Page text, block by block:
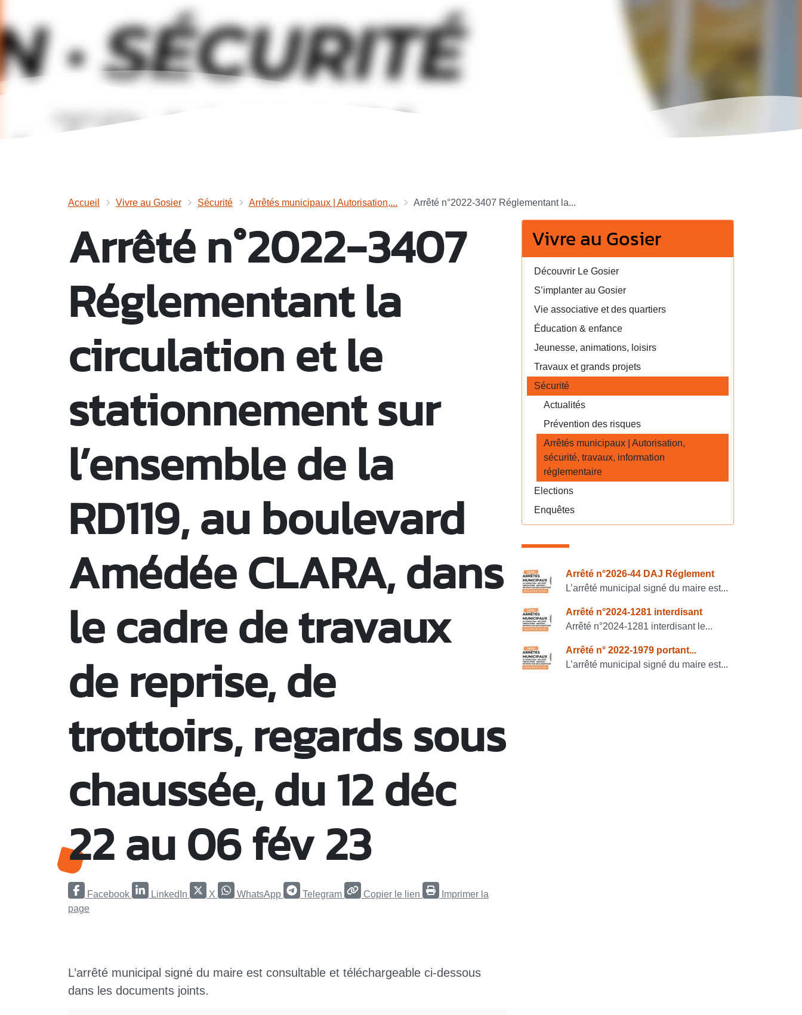
Accueil Vivre au Gosier Sécurité Arrêtés municipaux | Autorisation,... Arrêté n°2022-3407 Réglementant la...
Arrêté n°2022-3407
Réglementant la
circulation et le
stationnement sur
l’ensemble de la
RD119, au boulevard
Amédée CLARA, dans
le cadre de travaux
de reprise, de
trottoirs, regards sous
chaussée, du 12 déc
22 au 06 fév 23
Facebook LinkedIn X WhatsApp Telegram Copier le lien
Imprimer la
page
L’arrêté municipal signé du maire est consultable et téléchargeable ci-dessous
dans les documents joints.
Vivre au Gosier
Découvrir Le Gosier
S’implanter au Gosier
Vie associative et des quartiers
Éducation & enfance
Jeunesse, animations, loisirs
Travaux et grands projets
Sécurité
Actualités
Prévention des risques
Arrêtés municipaux | Autorisation,
sécurité, travaux, information
réglementaire
Elections
Enquêtes
Consulter également
Arrêté n°2026-44 DAJ Réglement
L’arrêté municipal signé du maire est...
Arrêté n°2024-1281 interdisant
Arrêté n°2024-1281 interdisant le...
Arrêté n° 2022-1979 portant...
L’arrêté municipal signé du maire est...